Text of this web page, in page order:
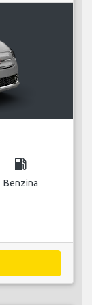
local_gas_station
Benzina